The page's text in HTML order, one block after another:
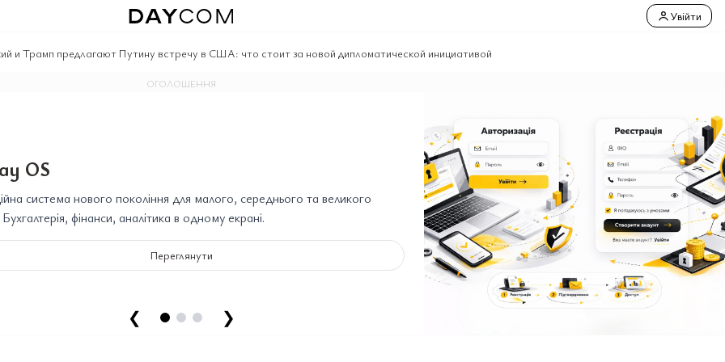
Увійти
и Трамп предлагают Путину встречу в США: что стоит за новой дипломатической инициативой
ОГОЛОШЕННЯ
OS
система нового покоління для малого, середнього та великого
Бухгалтерія, фінанси, аналітика в одному екрані.
Переглянути
❮ ❯